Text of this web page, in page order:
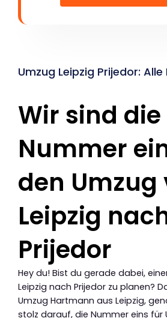
Umzug Leipzig Prijedor:
Wir sind die
Nummer
den Umzug
Leipzig
Prijedor
Hey du! Bist du gerade dabei,
Leipzig nach Prijedor zu planen?
Umzug Hartmann aus Leipzig,
stolz darauf, die Nummer eins für